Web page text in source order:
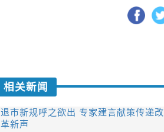
相关新闻
退市新规呼之欲出 专家建言献策传递改
革新声